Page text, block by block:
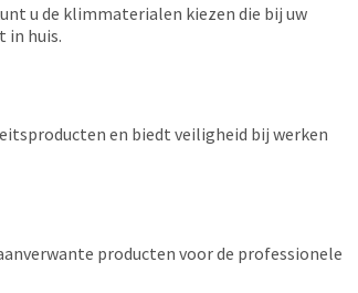
u de klimmaterialen kiezen die bij uw
in huis.
en biedt veiligheid bij werken
producten voor de professionele